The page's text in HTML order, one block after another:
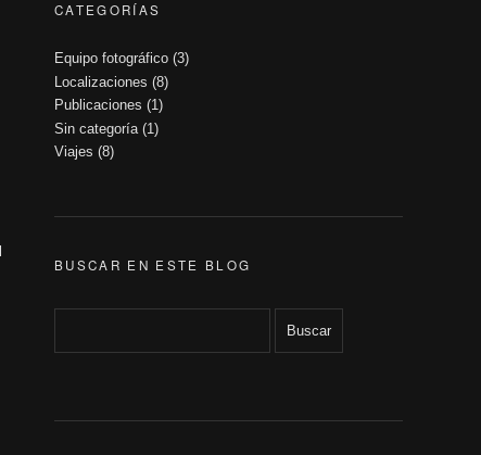
CATEGORÍAS
Equipo fotográfico (3)
Localizaciones (8)
Publicaciones (1)
Sin categoría (1)
Viajes (8)
BUSCAR EN ESTE BLOG